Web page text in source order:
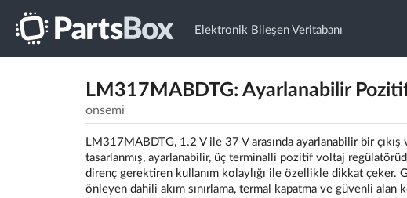
Elektronik Bileşen Veritabanı
LM317MABDTG: Ayarlanabilir
onsemi
LM317MABDTG, 1.2 V ile 37 V arasında ayarlanabilir bir çıkış
tasarlanmış, ayarlanabilir, üç terminalli pozitif voltaj
direnç gerektiren kullanım kolaylığı ile özellikle dikkat çeker.
önleyen dahili akım sınırlama, termal kapatma ve güvenli